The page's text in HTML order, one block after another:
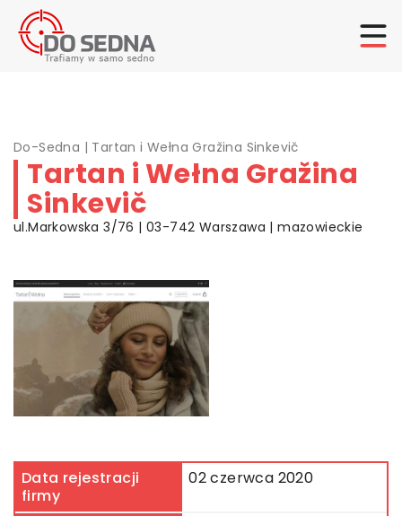
Do-Sedna | Tartan i Wełna Gražina Sinkevič
Tartan i Wełna Gražina
Sinkevič
ul.Markowska 3/76 | 03-742 Warszawa | mazowieckie
Data rejestracji
firmy
02 czerwca 2020